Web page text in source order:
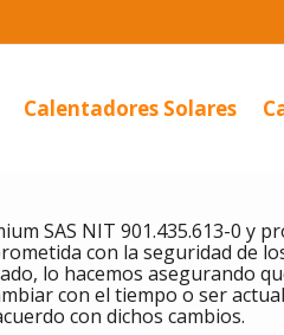
Calentadores Solares
SAS NIT 901.435.613-0 y
con la seguridad de
lo hacemos asegurando
con el tiempo o ser
con dichos cambios.